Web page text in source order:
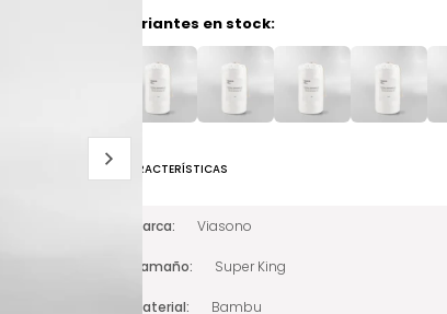
Variantes en stock:
CARACTERÍSTICAS
Marca Viasono
Tamaño Super King
Material Bambu